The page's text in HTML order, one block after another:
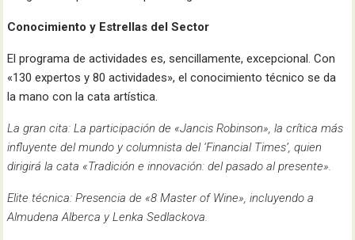
Conocimiento y Estrellas del Sector
El programa de actividades es, sencillamente, excepcional. Con
«130 expertos y 80 actividades», el conocimiento técnico se da
la mano con la cata artística.
La gran cita: La participación de «Jancis Robinson», la crítica más
influyente del mundo y columnista del ‘Financial Times’, quien
dirigirá la cata «Tradición e innovación: del pasado al presente».
Elite técnica: Presencia de «8 Master of Wine», incluyendo a
Almudena Alberca y Lenka Sedlackova.